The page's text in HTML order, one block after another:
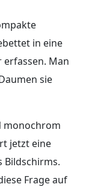
in eine
erfassen. Man
sie
monochrom
jetzt eine
Bildschirms.
Frage auf